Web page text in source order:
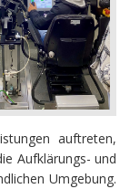
auftreten,
Aufklärungs- und
Umgebung.